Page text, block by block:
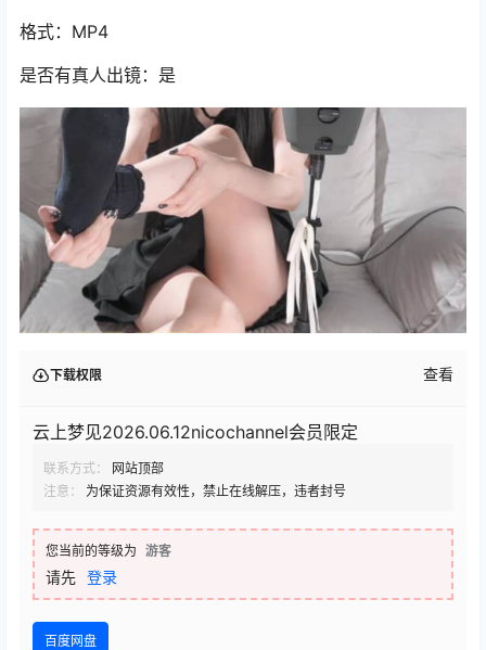
格式：MP4
是否有真人出镜：是
下载权限 查看
云上梦见2026.06.12nicochannel会员限定
联系方式：
网站顶部
注意：
为保证资源有效性，禁止在线解压，违者封号
您当前的等级为 游客
请先 登录
百度网盘